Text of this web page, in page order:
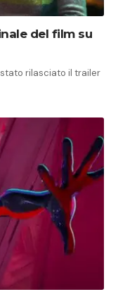
del film su
rilasciato il trailer